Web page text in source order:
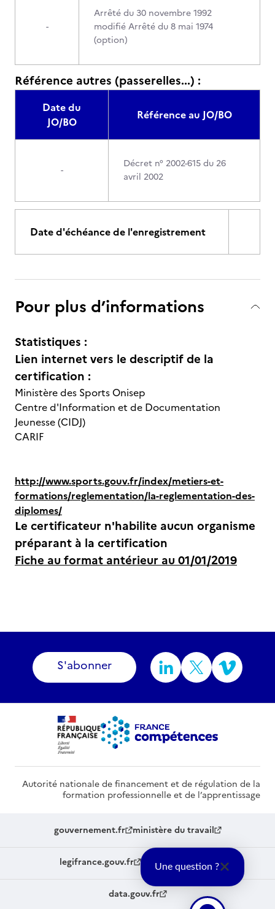
-
Arrêté du 30 novembre 1992
modifié Arrêté du 8 mai 1974
(option)
Référence autres (passerelles...) :
Date du
JO/BO
Référence au JO/BO
-
Décret n° 2002-615 du 26
avril 2002
Date d'échéance de l'enregistrement
Pour plus d’informations
Statistiques :
Lien internet vers le descriptif de la
certification :
Ministère des Sports Onisep
Centre d'Information et de Documentation
Jeunesse (CIDJ)
CARIF
http://www.sports.gouv.fr/index/metiers-et-
formations/reglementation/la-reglementation-des-
diplomes/
Le certificateur n'habilite aucun organisme
préparant à la certification
Fiche au format antérieur au 01/01/2019
S'abonner
Autorité nationale de financement et de régulation de la
formation professionnelle et de l’apprentissage
gouvernement.fr ministère du travail
legifrance.gouv.fr service-public.fr
data.gouv.fr
Une question ?